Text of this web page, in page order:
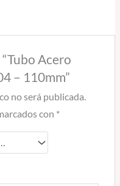
Acero
– 110mm”
no será publicada.
con *